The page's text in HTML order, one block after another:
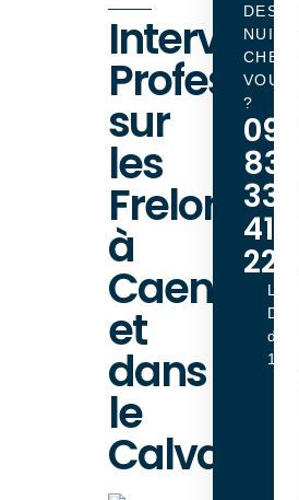
sur
les
Frelons
à
Caen
et
dans
le
Calvados
DES
CHEZ
VOUS
?
09
83
33
41
22
de